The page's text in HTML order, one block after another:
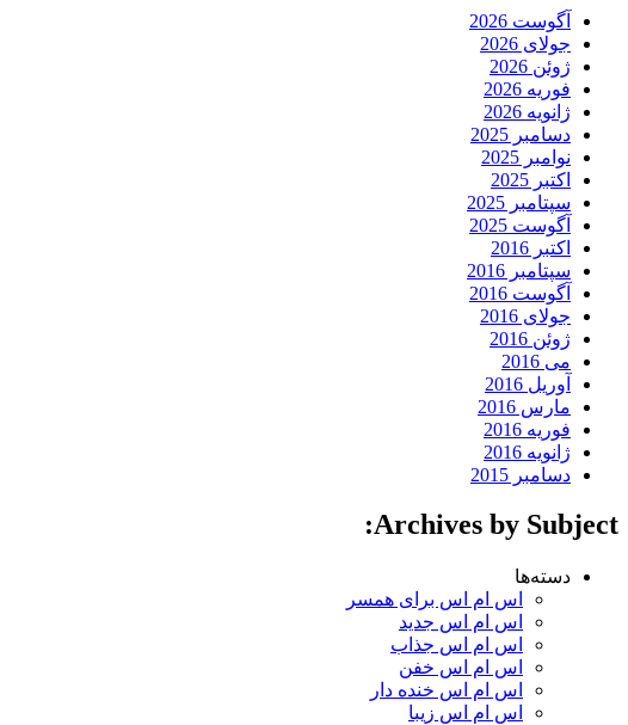
آگوست 2026
جولای 2026
ژوئن 2026
فوریه 2026
ژانویه 2026
دسامبر 2025
نوامبر 2025
اکتبر 2025
سپتامبر 2025
آگوست 2025
اکتبر 2016
سپتامبر 2016
آگوست 2016
جولای 2016
ژوئن 2016
می 2016
آوریل 2016
مارس 2016
فوریه 2016
ژانویه 2016
دسامبر 2015
Archives by Subject:
دسته‌ها
اس ام اس برای همسر
اس ام اس جدید
اس ام اس جذاب
اس ام اس خفن
اس ام اس خنده دار
اس ام اس زیبا